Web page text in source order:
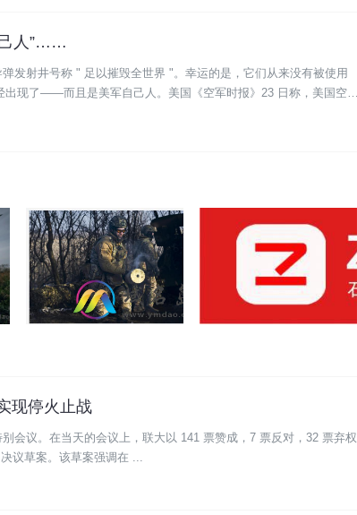
己人”……
发射井号称 " 足以摧毁全世界 "。幸运的是，它们从来没有被使用
出现了——而且是美军自己人。美国《空军时报》23 日称，美国空军
现停火止战
会议。在当天的会议上，联大以 141 票赞成，7 票反对，32 票弃权
议草案。该草案强调在 ...